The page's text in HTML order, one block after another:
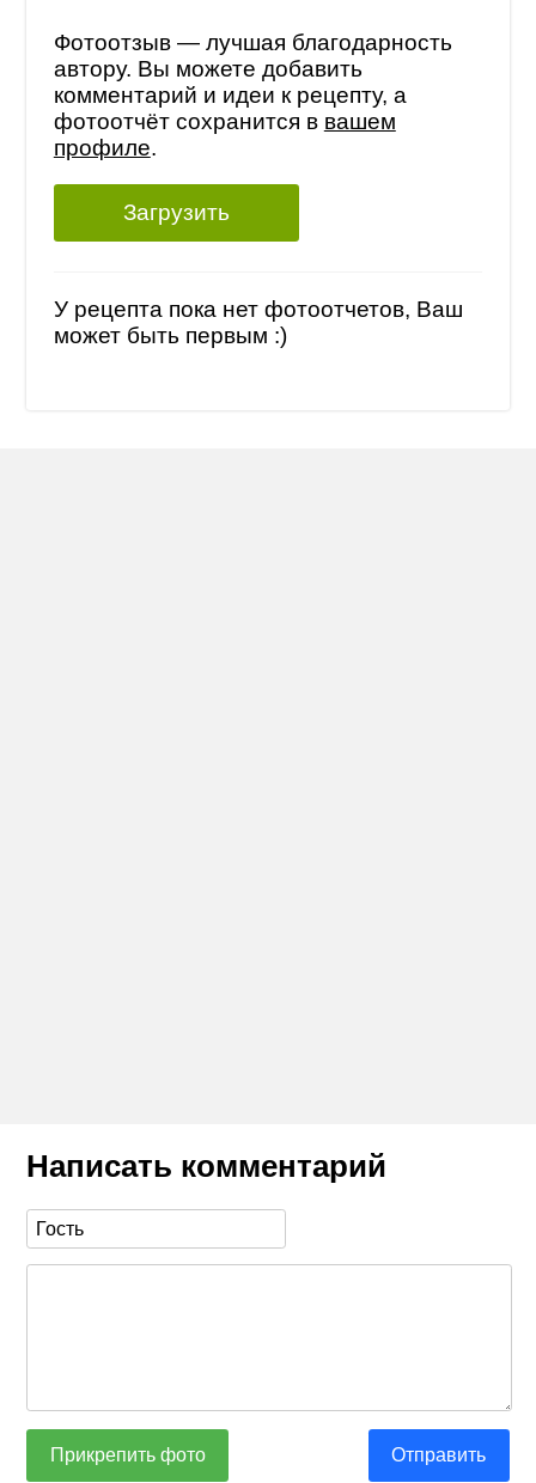
Фотоотзыв — лучшая благодарность
автору. Вы можете добавить
комментарий и идеи к рецепту, а
фотоотчёт сохранится в вашем
профиле.
Загрузить
У рецепта пока нет фотоотчетов, Ваш
может быть первым :)
Написать комментарий
Прикрепить фото Отправить